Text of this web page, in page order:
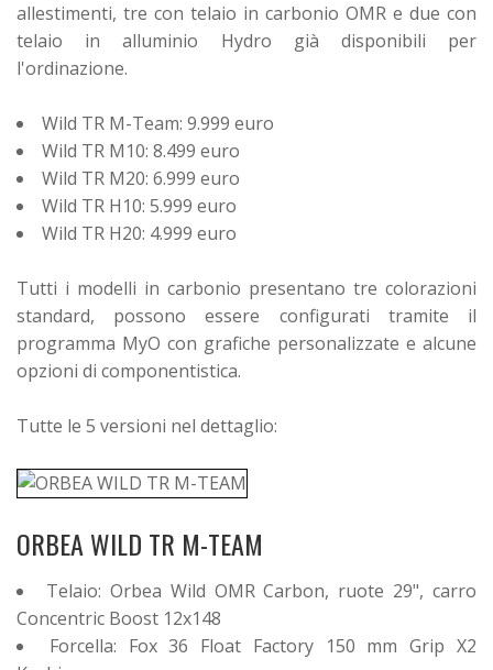
allestimenti, tre con telaio in carbonio OMR e due con
telaio in alluminio Hydro già disponibili per
l'ordinazione.
Wild TR M-Team: 9.999 euro
Wild TR M10: 8.499 euro
Wild TR M20: 6.999 euro
Wild TR H10: 5.999 euro
Wild TR H20: 4.999 euro
Tutti i modelli in carbonio presentano tre colorazioni
standard, possono essere configurati tramite il
programma MyO con grafiche personalizzate e alcune
opzioni di componentistica.
Tutte le 5 versioni nel dettaglio:
ORBEA WILD TR M-TEAM
Telaio: Orbea Wild OMR Carbon, ruote 29", carro
Concentric Boost 12x148
Forcella: Fox 36 Float Factory 150 mm Grip X2